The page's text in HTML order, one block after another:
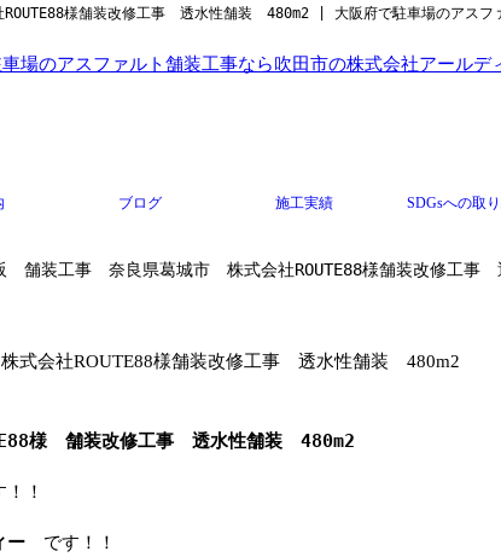
様舗装改修工事 透水性舗装 480m2 | 大阪府で駐車場のアスファ
ブログ 施工実績 SDGsへの取
舗装工事 奈良県葛城市 株式会社ROUTE88様舗装改修工事
会社ROUTE88様舗装改修工事 透水性舗装 480m2
様 舗装改修工事 透水性舗装 480m2
！
ー です！！